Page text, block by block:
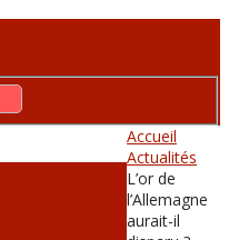
Accueil
Actualités
L’or de
l’Allemagne
aurait-il